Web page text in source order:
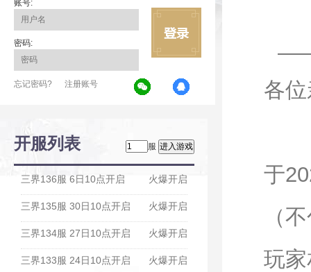
账号:
密码:
忘记密码? 注册账号
开服列表 服
火爆开启
三界136服 6日10点开启
火爆开启
三界135服 30日10点开启
火爆开启
三界134服 27日10点开启
火爆开启
三界133服 24日10点开启
各
于
（
玩